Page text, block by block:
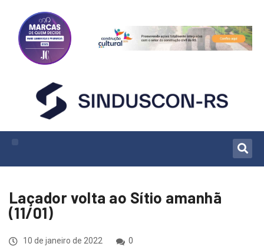
Laçador volta ao Sítio amanhã
(11/01)
10 de janeiro de 2022 0